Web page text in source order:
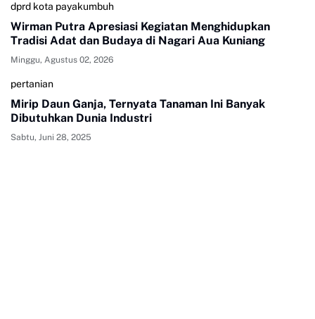
dprd kota payakumbuh
Wirman Putra Apresiasi Kegiatan Menghidupkan
Tradisi Adat dan Budaya di Nagari Aua Kuniang
Minggu, Agustus 02, 2026
pertanian
Mirip Daun Ganja, Ternyata Tanaman Ini Banyak
Dibutuhkan Dunia Industri
Sabtu, Juni 28, 2025